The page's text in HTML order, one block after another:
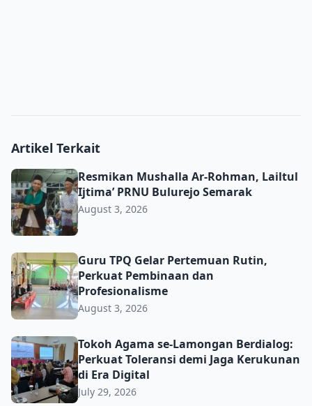
Artikel Terkait
Resmikan Mushalla Ar-Rohman, Lailtul Ijtima’ PRNU
Resmikan Mushalla Ar-Rohman, Lailtul
Ijtima’ PRNU Bulurejo Semarak
August 3, 2026
Guru TPQ Gelar Pertemuan Rutin, Perkuat Pembinaan
Guru TPQ Gelar Pertemuan Rutin,
Perkuat Pembinaan dan
Profesionalisme
August 3, 2026
Tokoh Agama se-Lamongan Berdialog: Perkuat
Tokoh Agama se-Lamongan Berdialog:
Perkuat Toleransi demi Jaga Kerukunan
di Era Digital
July 29, 2026